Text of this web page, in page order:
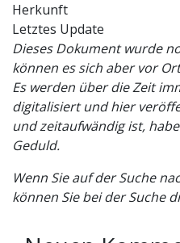
Herkunft
Letztes Update
Dieses Dokument wurde
können es sich aber vor
Es werden über die Zeit
digitalisiert und hier
und zeitaufwändig ist,
Geduld.
Wenn Sie auf der Suche
können Sie bei der Suche